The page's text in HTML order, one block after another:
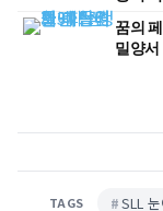
꿈의
밀양서
TAGS SLL